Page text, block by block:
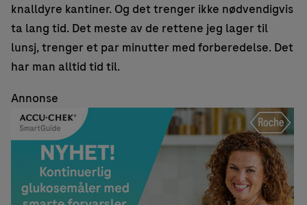
knalldyre kantiner. Og det trenger ikke nødvendigvis
ta lang tid. Det meste av de rettene jeg lager til
lunsj, trenger et par minutter med forberedelse. Det
har man alltid tid til.
Annonse